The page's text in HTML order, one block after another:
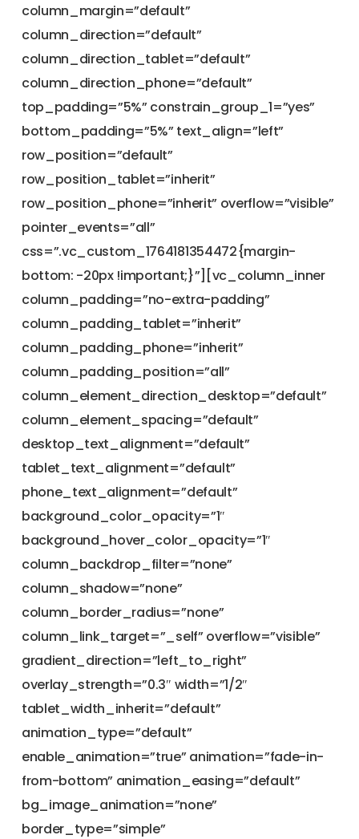
column_margin=”default”
column_direction=”default”
column_direction_tablet=”default”
column_direction_phone=”default”
top_padding=”5%” constrain_group_1=”yes”
bottom_padding=”5%” text_align=”left”
row_position=”default”
row_position_tablet=”inherit”
row_position_phone=”inherit” overflow=”visible”
pointer_events=”all”
css=”.vc_custom_1764181354472{margin-
bottom: -20px !important;}”][vc_column_inner
column_padding=”no-extra-padding”
column_padding_tablet=”inherit”
column_padding_phone=”inherit”
column_padding_position=”all”
column_element_direction_desktop=”default”
column_element_spacing=”default”
desktop_text_alignment=”default”
tablet_text_alignment=”default”
phone_text_alignment=”default”
background_color_opacity=”1″
background_hover_color_opacity=”1″
column_backdrop_filter=”none”
column_shadow=”none”
column_border_radius=”none”
column_link_target=”_self” overflow=”visible”
gradient_direction=”left_to_right”
overlay_strength=”0.3″ width=”1/2″
tablet_width_inherit=”default”
animation_type=”default”
enable_animation=”true” animation=”fade-in-
from-bottom” animation_easing=”default”
bg_image_animation=”none”
border_type=”simple”